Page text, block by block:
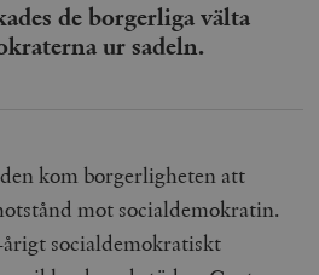
de borgerliga välta
ur sadeln.
kom borgerligheten att
mot socialdemokratin.
socialdemokratiskt